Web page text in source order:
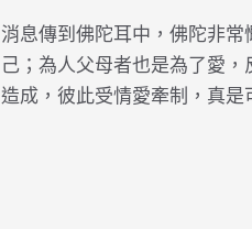
消息傳到佛陀耳中，佛陀非
己；為人父母者也是為了愛
造成，彼此受情愛牽制，真是